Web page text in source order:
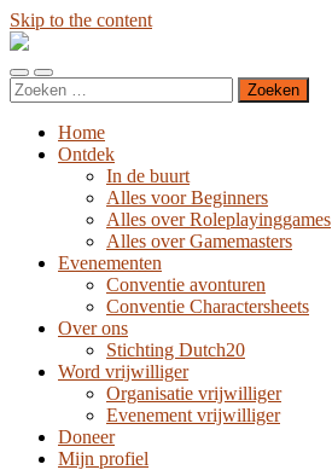
Skip to the content
Stichting
Toggle
mobile
Toggle
search
Zoeken
naar:
Home
Ontdek
In de buurt
Alles voor Beginners
Alles over Roleplayinggames
Alles over Gamemasters
Evenementen
Conventie avonturen
Conventie Charactersheets
Over ons
Stichting Dutch20
Word vrijwilliger
Organisatie vrijwilliger
Evenement vrijwilliger
Doneer
Mijn profiel